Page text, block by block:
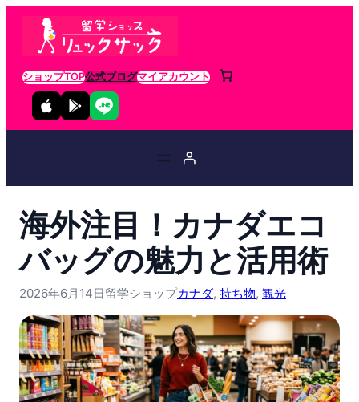
ショップTOP公式ブログマイアカウント
海外注目！カナダエコ
バッグの魅力と活用術
2026年6月14日留学ショップカナダ, 持ち物, 観光